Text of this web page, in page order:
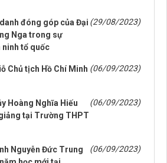
đóng góp của Đại
Nga trong sự
ninh tổ quốc
(29/08/2023)
Chủ tịch Hồ Chí Minh (06/09/2023)
Hoàng Nghĩa Hiếu
tại Trường THPT
(06/09/2023)
Nguyễn Đức Trung
(06/09/2023)